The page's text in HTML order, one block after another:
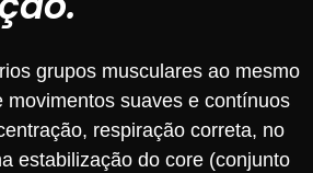
grupos musculares ao mesmo
movimentos suaves e contínuos
respiração correta, no
estabilização do core (conjunto